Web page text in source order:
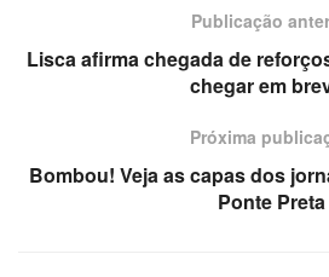
Publicação
Lisca afirma chegada de
chegar em
Próxima
Bombou! Veja as capas dos
Ponte Preta